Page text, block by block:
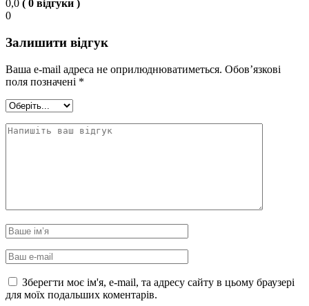
0,0 ( 0 відгуки )
0
Залишити відгук
Ваша e-mail адреса не оприлюднюватиметься. Обов’язкові
поля позначені *
Зберегти моє ім'я, e-mail, та адресу сайту в цьому браузері
для моїх подальших коментарів.